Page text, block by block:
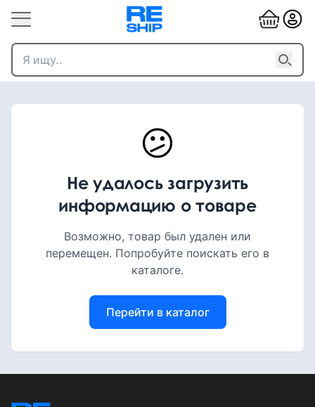
😕
Не удалось загрузить
информацию о товаре
Возможно, товар был удален или
перемещен. Попробуйте поискать его в
каталоге.
Перейти в каталог